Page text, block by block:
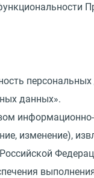
данных».
изменение),